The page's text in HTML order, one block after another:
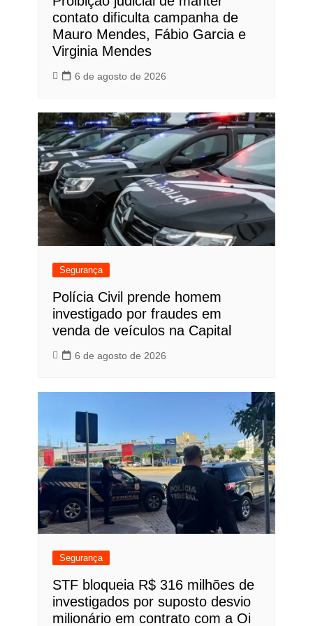
contato dificulta campanha de
Mauro Mendes, Fábio Garcia e
Virginia Mendes
6 de agosto de 2026
Segurança
Polícia Civil prende homem
investigado por fraudes em
venda de veículos na Capital
6 de agosto de 2026
Segurança
STF bloqueia R$ 316 milhões de
investigados por suposto desvio
milionário em contrato com a Oi